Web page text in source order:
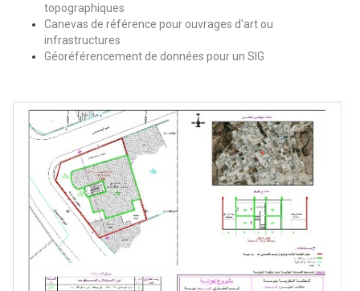
topographiques
Canevas de référence pour ouvrages d'art ou
infrastructures
Géoréférencement de données pour un SIG